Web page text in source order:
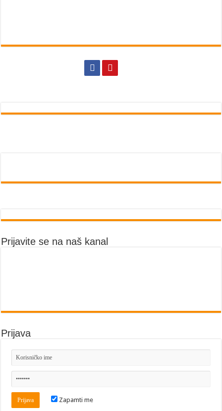
Prijavite se na naš kanal
Prijava
Zapamti me